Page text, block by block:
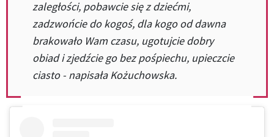
zaległości, pobawcie się z dziećmi,
zadzwońcie do kogoś, dla kogo od dawna
brakowało Wam czasu, ugotujcie dobry
obiad i zjedźcie go bez pośpiechu, upieczcie
ciasto - napisała Kożuchowska.